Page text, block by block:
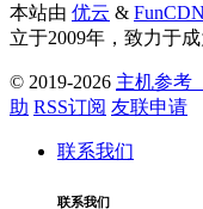
本站由 优云 & FunCDN
立于2009年，致力于
© 2019-2026 主机参考
助 RSS订阅 友联申请
联系我们
联系我们